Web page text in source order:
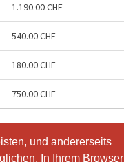
und andererseits
In Ihrem Browser
und andererseits
In Ihrem Browser
1.190.00 CHF
540.00 CHF
180.00 CHF
750.00 CHF